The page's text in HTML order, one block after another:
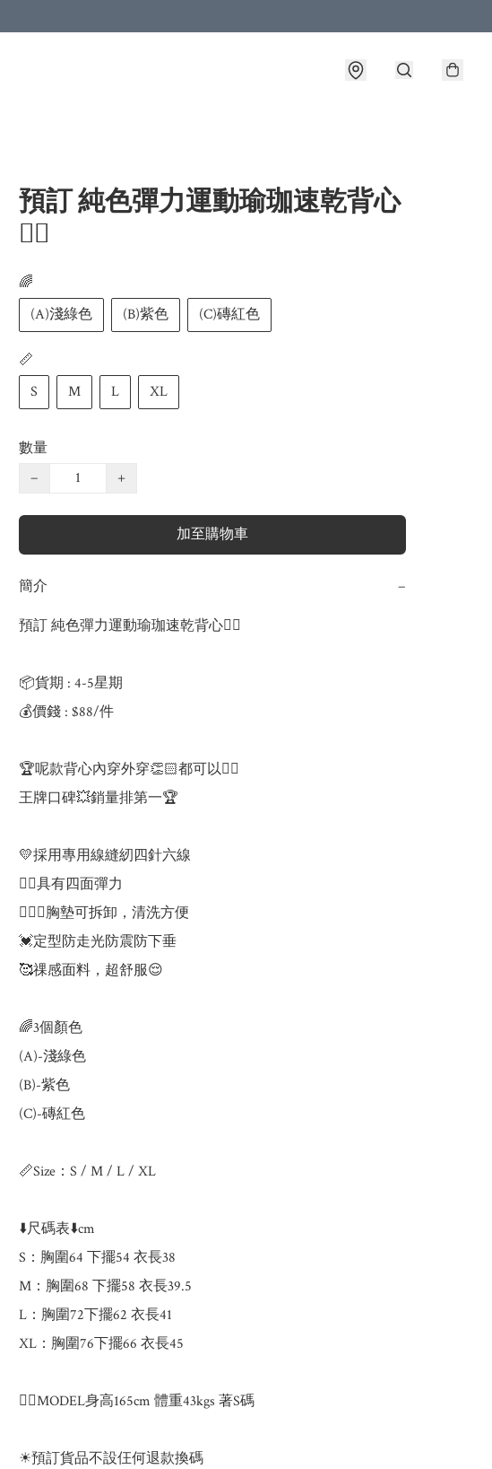
預訂 純色彈力運動瑜珈速乾背心
🧘‍♂️
🌈
(A)淺綠色
(B)紫色 (C)磚紅色
📏
S
M L XL
數量
−
+
加至購物車
簡介 −
預訂 純色彈力運動瑜珈速乾背心🧘‍♂️
📦貨期 : 4-5星期
💰價錢 : $88/件
🏆呢款背心內穿外穿👏🏻都可以❤️‍🔥
王牌口碑💥銷量排第一🏆
💛採用專用線縫紉四針六線
👍🏻具有四面彈力
💁🏻‍♀️胸墊可拆卸，清洗方便
💓定型防走光防震防下垂
🥰祼感面料，超舒服😌
🌈3個顏色
(A)-淺綠色
(B)-紫色
(C)-磚紅色
📏Size：S / M / L / XL
⬇️尺碼表⬇️cm
S：胸圍64 下擺54 衣長38
M：胸圍68 下擺58 衣長39.5
L：胸圍72下擺62 衣長41
XL：胸圍76下擺66 衣長45
🧘‍♂️MODEL身高165cm 體重43kgs 著S碼
☀預訂貨品不設仼何退款換碼